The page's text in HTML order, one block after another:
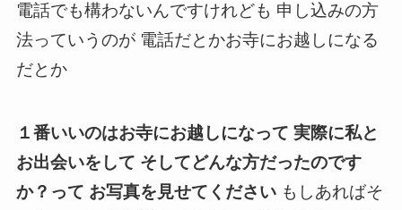
電話でも構わないんですけれども 申し込みの方
法っていうのが 電話だとかお寺にお越しになる
だとか
１番いいのはお寺にお越しになって 実際に私と
お出会いをして そしてどんな方だったのです
か？って お写真を見せてください もしあればそ